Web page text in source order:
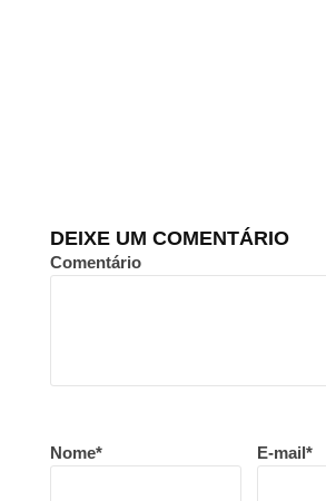
DEIXE UM COMENTÁRIO
Comentário
Nome* E-mail*